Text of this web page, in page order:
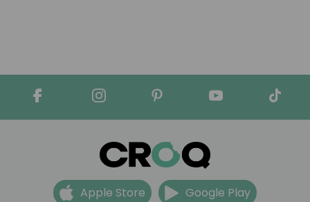
Apple Store Google Play